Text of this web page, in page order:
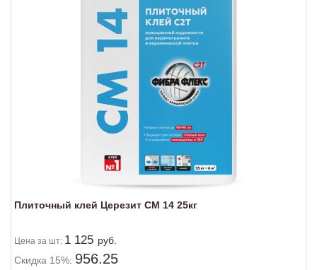
Плиточный клей Церезит СМ 14 25кг
Цена за шт: 1 125 руб.
Скидка 15%: 956.25